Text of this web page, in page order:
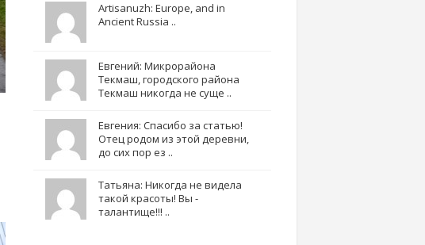
Artisanuzh: Europe, and in
Ancient Russia ..
Евгений: Микрорайона
Текмаш, городского района
Текмаш никогда не суще ..
Евгения: Спасибо за статью!
Отец родом из этой деревни,
до сих пор ез ..
Татьяна: Никогда не видела
такой красоты! Вы -
талантище!!! ..